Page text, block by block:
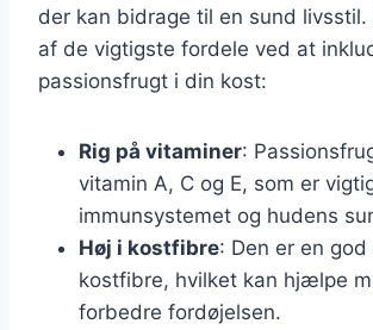
der kan bidrage til en sund livsstil.
af de vigtigste fordele ved at
passionsfrugt i din kost:
Rig på vitaminer:
vitamin A, C og E, som er
immunsystemet og hudens
Høj i kostfibre: Den er en
kostfibre, hvilket kan hjælpe
forbedre fordøjelsen.